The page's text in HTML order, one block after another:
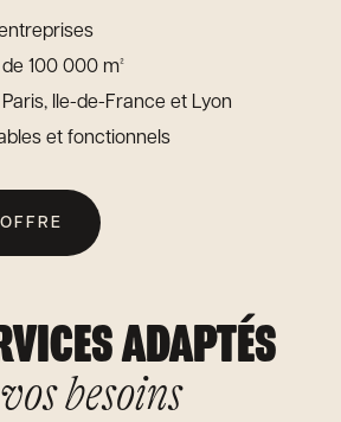
100 000 m²
Ile-de-France et Lyon
et fonctionnels
ADAPTÉS
besoins